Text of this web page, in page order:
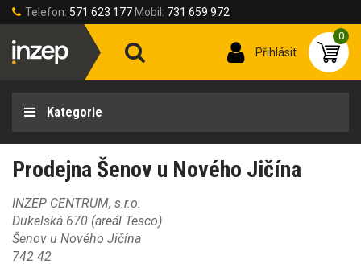
Telefon: 571 623 177 Mobil: 731 659 972
Přihlásit
0
Kategorie
Prodejna Šenov u Nového Jičína
INZEP CENTRUM, s.r.o.
Dukelská 670 (areál Tesco)
Šenov u Nového Jičína
742 42